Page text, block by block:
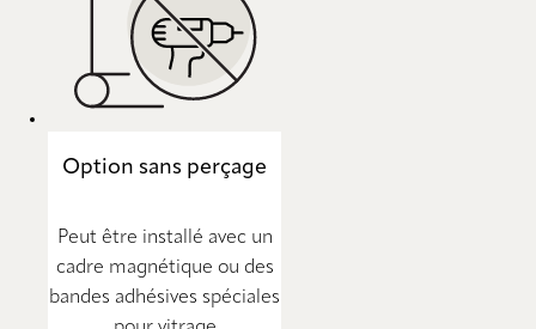
Option sans perçage
Peut être installé avec un
cadre magnétique ou des
bandes adhésives spéciales